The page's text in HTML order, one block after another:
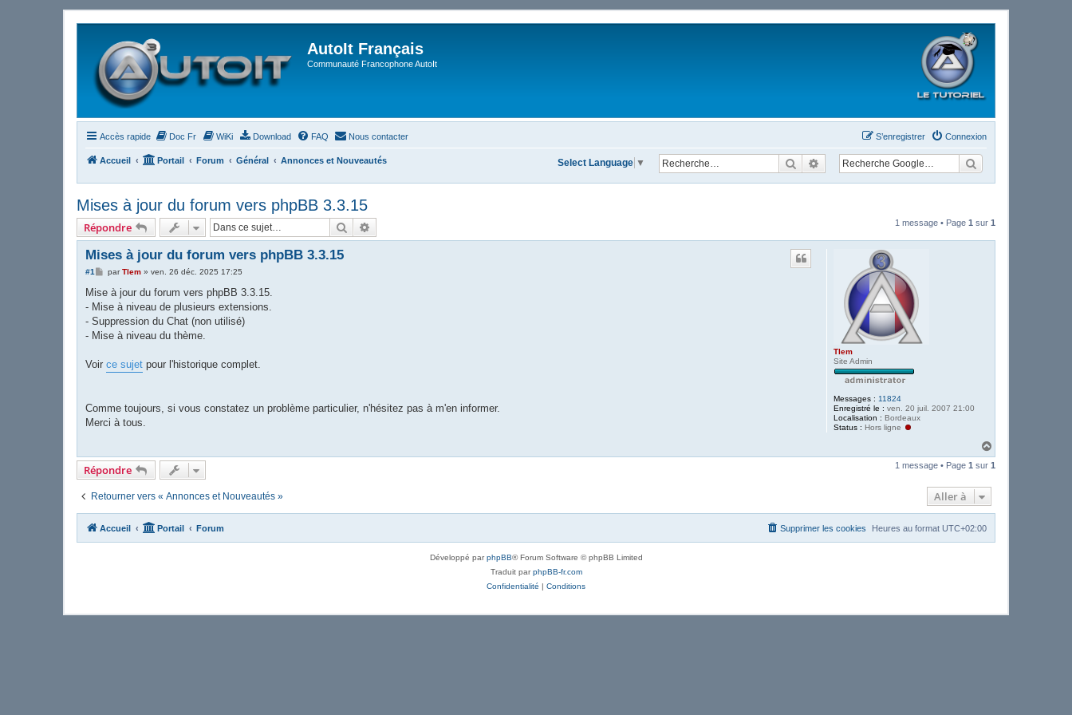
AutoIt Français
Communauté Francophone AutoIt
Accès rapide Doc Fr WiKi Download FAQ Nous contacter Connexion
S’enregistrer
Accueil Portail Forum Général Annonces et Nouveautés RechercherRecherche avancée
Select Language ▼
Mises à jour du forum vers phpBB 3.3.15
Répondre Rechercher 1 message • Page 1 sur 1
Tlem
Site Admin
Messages : 11824
Enregistré le : ven. 20 juil. 2007 21:00
Localisation : Bordeaux
Status : Hors ligne
Mises à jour du forum vers phpBB 3.3.15
#1
M
s
a
g
e
parTlem» ven. 26 déc. 2025 17:25
Mise à jour du forum vers phpBB 3.3.15.
- Mise à niveau de plusieurs extensions.
- Suppression du Chat (non utilisé)
- Mise à niveau du thème.
Voir ce sujet pour l'historique complet.
Comme toujours, si vous constatez un problème particulier, n'hésitez pas à m'en informer.
Merci à tous.
a
u
Répondre 1 message • Page 1 sur 1
Retourner vers « Annonces et Nouveautés » Aller à
Accueil Portail Forum Heures au format UTC+02:00
Supprimer les cookies
Développé parphpBB® Forum Software © phpBB Limited
Traduit parphpBB-fr.com
Confidentialité | Conditions